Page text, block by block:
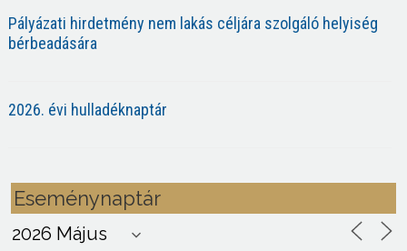
Pályázati hirdetmény nem lakás céljára szolgáló helyiség
bérbeadására
2026. évi hulladéknaptár
Eseménynaptár